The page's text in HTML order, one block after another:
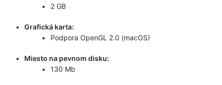
2 GB
Grafická karta:
Podpora OpenGL 2.0 (macOS)
Miesto na pevnom disku:
130 Mb